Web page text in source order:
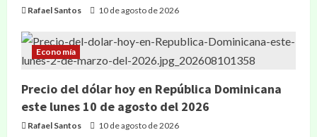
Rafael Santos 10 de agosto de 2026
Economía
Precio del dólar hoy en República Dominicana
este lunes 10 de agosto del 2026
Rafael Santos 10 de agosto de 2026